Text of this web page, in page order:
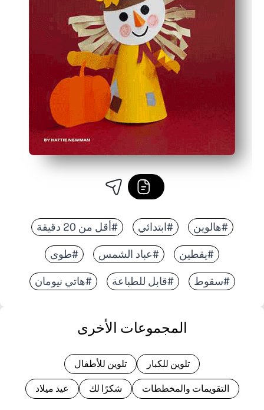
#هالوين #ابتدائي #أقل من 20 دقيقة
#يقطين #عباد الشمس #طوى
#سقوط #قابل للطباعة #هاتي نيومان
المجموعات الأخرى
تلوين للكبار تلوين للأطفال
التقويمات والمخططات شكرًا لك عيد ميلاد